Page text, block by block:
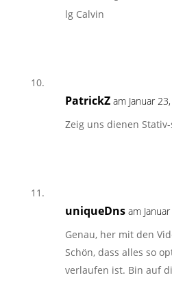
lg Calvin
PatrickZ am Januar
Zeig uns dienen
uniqueDns am
Genau, her mit den
Schön, dass alles so
verlaufen ist. Bin auf